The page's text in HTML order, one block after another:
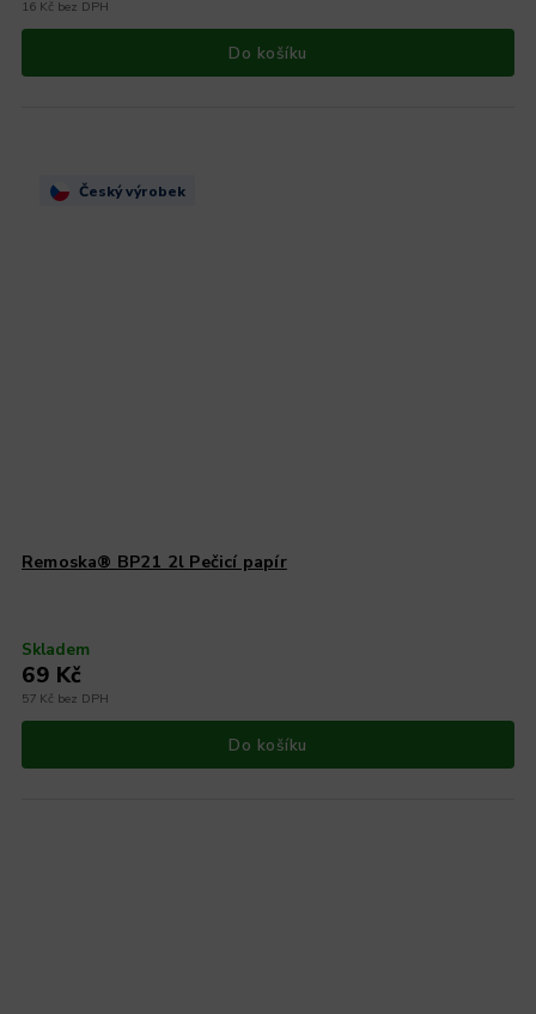
16 Kč bez DPH
Do košíku
Český výrobek
Remoska® BP21 2l Pečicí papír
Skladem
57 Kč bez DPH
69 Kč
Do košíku